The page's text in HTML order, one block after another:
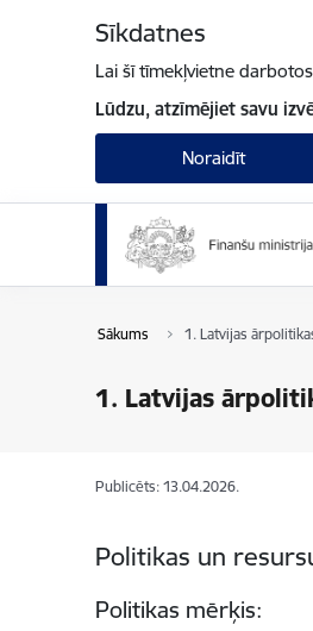
Sīkdatnes
Lai šī tīmekļvietne
Lūdzu, atzīmējiet savu
Noraidīt
Sākums 1. Latvijas
1. Latvijas
Publicēts: 13.04.2026.
Politikas un
Politikas mērķis: